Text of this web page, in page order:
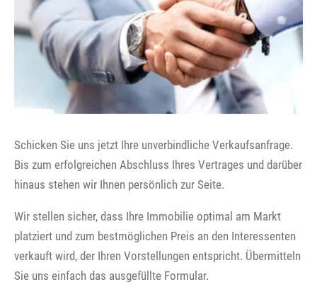
Schicken Sie uns jetzt Ihre unverbindliche Verkaufsanfrage.
Bis zum erfolgreichen Abschluss Ihres Vertrages und darüber
hinaus stehen wir Ihnen persönlich zur Seite.
Wir stellen sicher, dass Ihre Immobilie optimal am Markt
platziert und zum bestmöglichen Preis an den Interessenten
verkauft wird, der Ihren Vorstellungen entspricht. Übermitteln
Sie uns einfach das ausgefüllte Formular.